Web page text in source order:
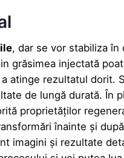
, dar se vor stabiliza în
grăsimea injectată
atinge rezultatul dorit.
de lungă durată. În
proprietăților
înainte și
imagini și rezultate